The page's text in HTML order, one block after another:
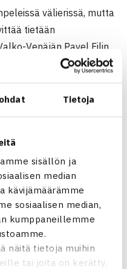
Tietoja
sisällön ja
median
kävijämäärämme
sosiaalisen median,
kumppaneillemme
näitä tietoja muihin
tai joita on kerätty,
välierissä, mutta
tietään
Venäjän Pavel Filin
Sillanpään 7-5, 3-6,
Jannick Lupescu Tuomas
lauantaina
kanssa
Itävallan
Osadchenkon.